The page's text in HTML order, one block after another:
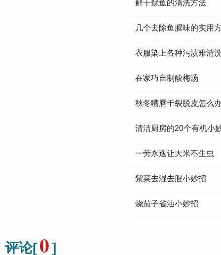
鲜干鱿鱼的清洗方法
几个去除鱼腥味的实用
衣服染上各种污渍难清
在家巧自制酸梅汤
秋冬嘴唇干裂脱皮怎么
清洁厨房的20个有机小
一劳永逸让大米不生虫
紫菜去湿去腥小妙招
烧茄子省油小妙招
评论[0]